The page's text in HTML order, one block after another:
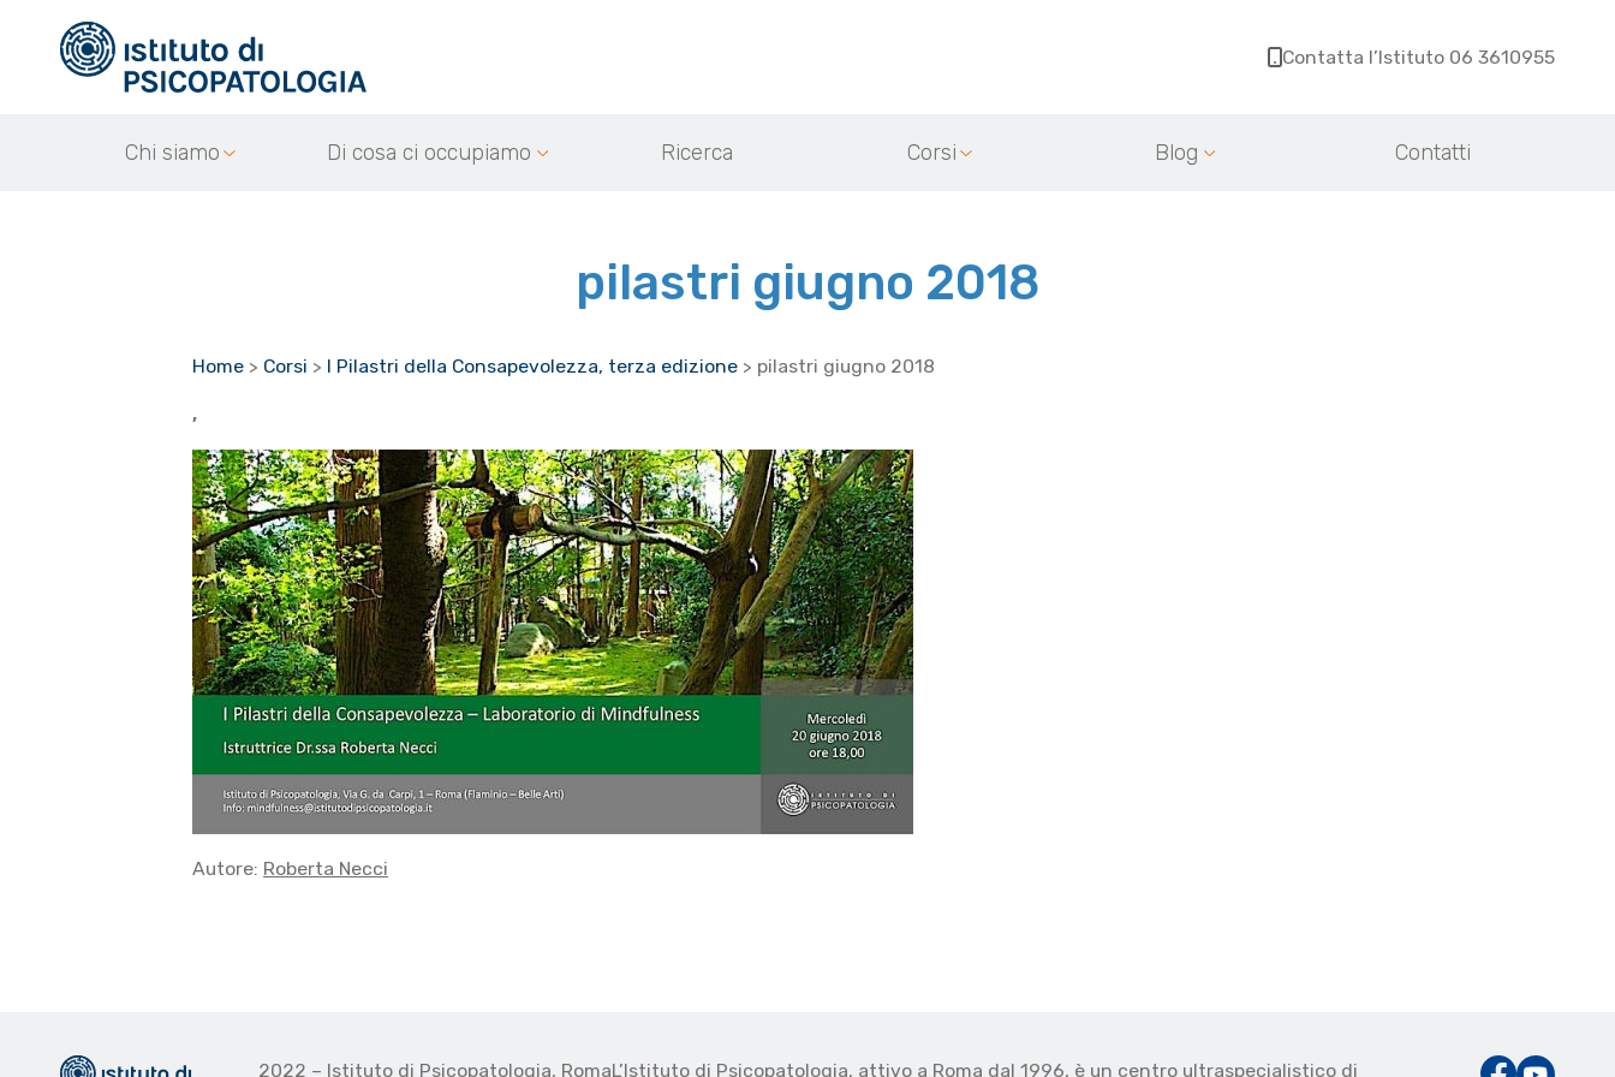
Contatta l’Istituto 06 3610955
Chi siamo Di cosa ci occupiamo Ricerca Corsi Blog Contatti
pilastri giugno 2018
Home > Corsi > I Pilastri della Consapevolezza, terza edizione > pilastri giugno 2018
,
Autore: Roberta Necci
2022 – Istituto di Psicopatologia, RomaL’Istituto di Psicopatologia, attivo a Roma dal 1996, è un centro ultraspecialistico di